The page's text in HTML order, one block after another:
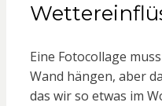
Eine Fotocollage
Wand hängen, aber
das wir so etwas im